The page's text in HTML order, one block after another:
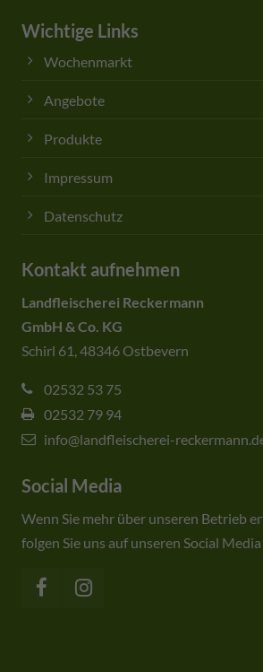
Wichtige Links
Wochenmarkt
Angebote
Produkte
Impressum
Datenschutz
Kontakt aufnehmen
Landfleischerei Reckermann
GmbH & Co. KG
Schirl 61, 48346 Ostbevern
02532 53 75
02532 79 94
info@landfleischerei-
Social Media
Wenn Sie mehr über unseren Betrieb
folgen Sie uns auf unseren Social